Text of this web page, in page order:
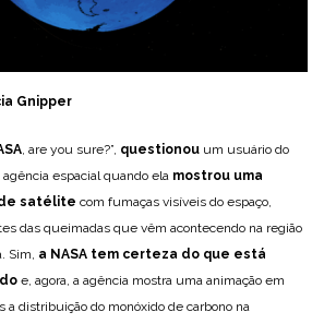
Gnipper
, are you sure?”, questionou um usuário do
agência espacial quando ela mostrou uma
satélite com fumaças visíveis do espaço,
das queimadas que vêm acontecendo na região
Sim, a NASA tem certeza do que está
e, agora, a agência mostra uma animação em
a distribuição do monóxido de carbono na